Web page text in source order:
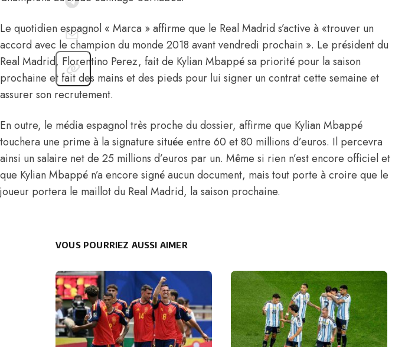
Le quotidien espagnol « Marca » affirme que le Real Madrid s’active à «trouver un
accord avec le champion du monde 2018 avant vendredi prochain ». Le président du
Real Madrid, Florentino Perez, fait de Kylian Mbappé sa priorité pour la saison
prochaine et fait des mains et des pieds pour lui signer un contrat cette semaine et
assurer son recrutement.
En outre, le média espagnol très proche du dossier, affirme que Kylian Mbappé
touchera une prime à la signature située entre 60 et 80 millions d’euros. Il percevra
ainsi un salaire net de 25 millions d’euros par un. Même si rien n’est encore officiel et
que Kylian Mbappé n’a encore signé aucun document, mais tout porte à croire que le
joueur portera le maillot du Real Madrid, la saison prochaine.
VOUS POURRIEZ AUSSI AIMER